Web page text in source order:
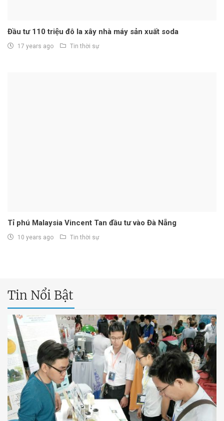
Đầu tư 110 triệu đô la xây nhà máy sản xuất soda
17 years ago Tin thời sự
Tỉ phú Malaysia Vincent Tan đầu tư vào Đà Nẵng
10 years ago Tin thời sự
Tin Nổi Bật